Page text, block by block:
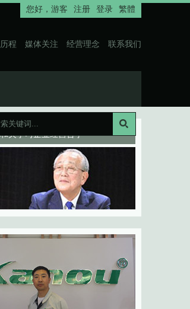
您好， 游客 注册 登录 繁體
程 媒体关注 经营理念 联系我们
夫学习企业经营哲学